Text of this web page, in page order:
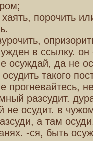
хаять, порочить
в ссылку.
осуждай, да не
такого
прогневайтесь,
разсудит.
не осудит. в
а там
-ся, быть